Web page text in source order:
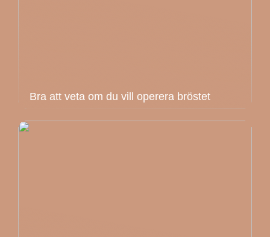
Bra att veta om du vill operera bröstet